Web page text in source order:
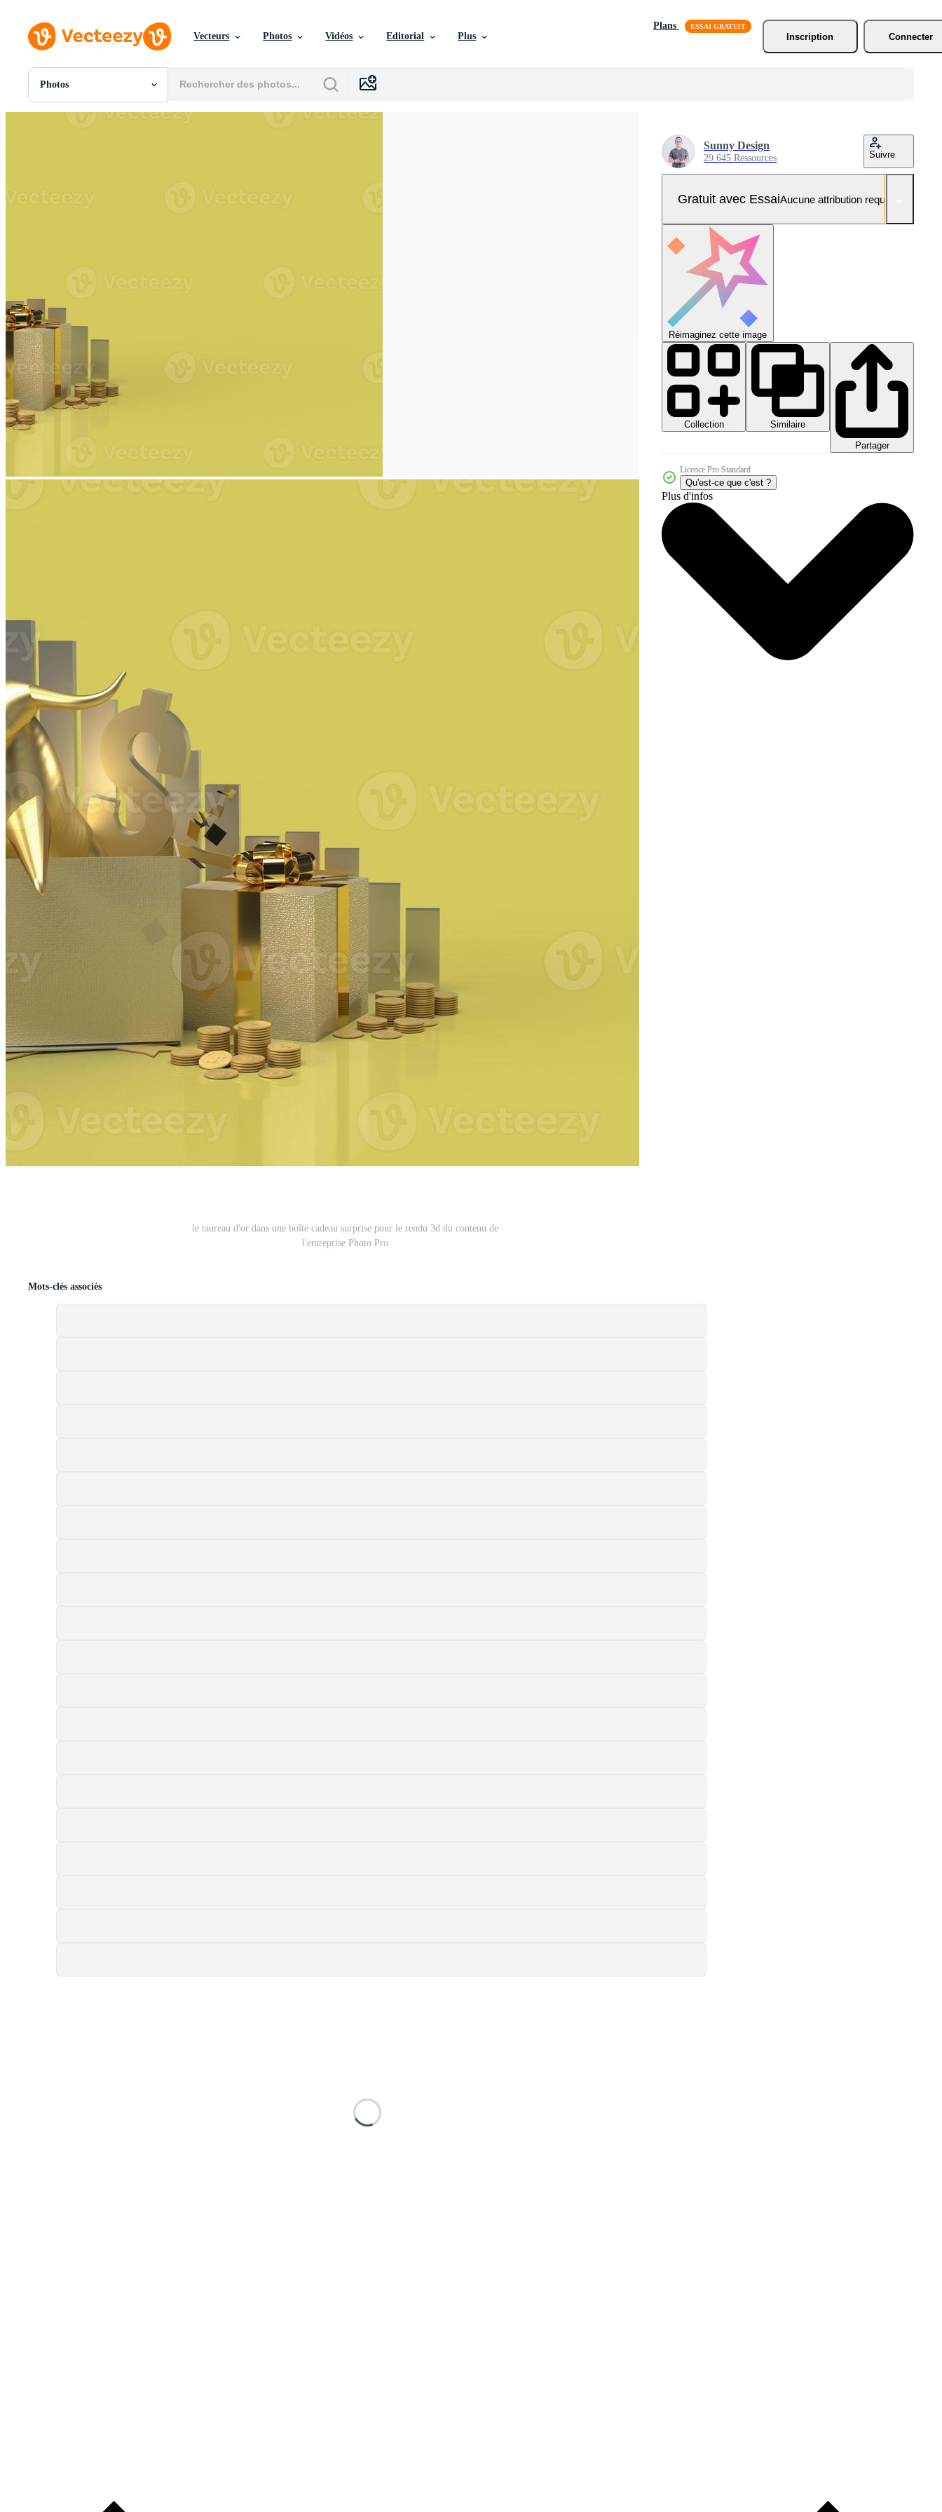
Vecteurs Photos Vidéos Editorial Plus
Plans
Inscription
Connecter
Photos
Toutes Images
Photos
Vidéos
le taureau d'or dans une boîte cadeau surprise pour le rendu 3d du contenu de
l'entreprise Photo Pro
Sunny Design
29 645 Ressources Suivre
Gratuit avec EssaiAucune attribution requise
Réimaginez cette image
Collection
Similaire
Partager
Licence Pro Standard
Qu'est-ce que c'est ?
Plus d'infos
Mots-clés associés